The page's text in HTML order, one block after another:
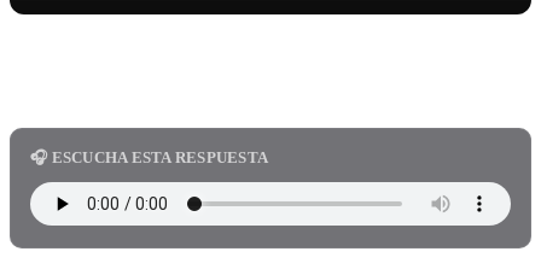
🎧 ESCUCHA ESTA RESPUESTA